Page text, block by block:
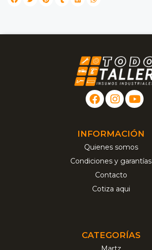
INFORMACIÓN
Quienes somos
Condiciones y garantías
Contacto
Cotiza aqui
CATEGORÍAS